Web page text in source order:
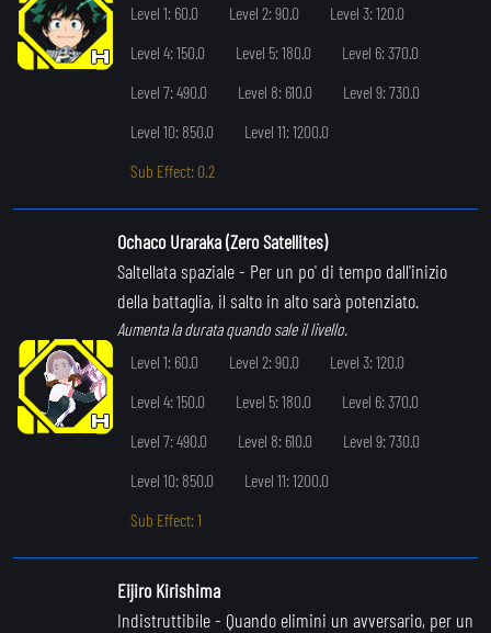
Level 1: 60.0
Level 2: 90.0
Level 3: 120.0
Level 4: 150.0
Level 5: 180.0
Level 6: 370.0
Level 7: 490.0
Level 8: 610.0
Level 9: 730.0
Level 10: 850.0
Level 11: 1200.0
Sub Effect: 0.2
Ochaco Uraraka (Zero Satellites)
Saltellata spaziale- Per un po' di tempo dall'inizio
della battaglia, il salto in alto sarà potenziato.
Aumenta la durata quando sale il livello.
Level 1: 60.0
Level 2: 90.0
Level 3: 120.0
Level 4: 150.0
Level 5: 180.0
Level 6: 370.0
Level 7: 490.0
Level 8: 610.0
Level 9: 730.0
Level 10: 850.0
Level 11: 1200.0
Sub Effect: 1
Eijiro Kirishima
Indistruttibile- Quando elimini un avversario, per un